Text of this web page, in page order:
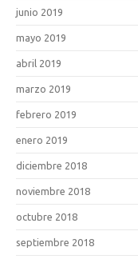
junio 2019
mayo 2019
abril 2019
marzo 2019
febrero 2019
enero 2019
diciembre 2018
noviembre 2018
octubre 2018
septiembre 2018